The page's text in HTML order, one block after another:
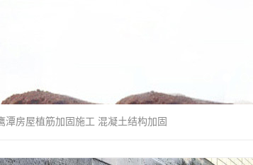
潭房屋植筋加固施工 混凝土结构加固